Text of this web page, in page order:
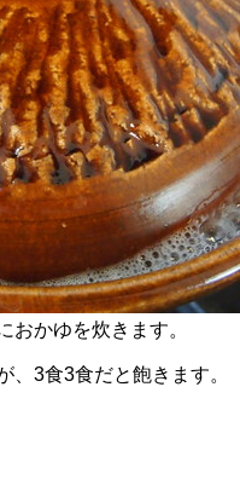
おかゆを炊きます。
3食3食だと飽きます。